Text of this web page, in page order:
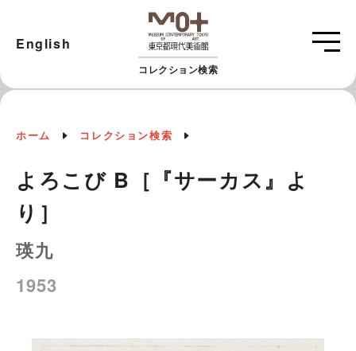
コレクション検索
English
ホーム コレクション検索
よろこび B［『サーカス』よ
り］
瑛九
1953